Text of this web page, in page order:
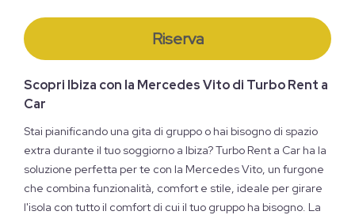
Riserva
Scopri Ibiza con la Mercedes Vito di Turbo Rent a
Car
Stai pianificando una gita di gruppo o hai bisogno di spazio
extra durante il tuo soggiorno a Ibiza? Turbo Rent a Car ha la
soluzione perfetta per te con la Mercedes Vito, un furgone
che combina funzionalità, comfort e stile, ideale per girare
l'isola con tutto il comfort di cui il tuo gruppo ha bisogno. La